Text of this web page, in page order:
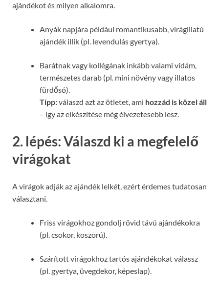
ajándékot és milyen alkalomra.
Anyák napjára például romantikusabb, virágillatú
ajándék illik (pl. levendulás gyertya).
Barátnak vagy kollégának inkább valami vidám,
természetes darab (pl. mini növény vagy illatos
fürdősó).
Tipp:válaszd azt az ötletet, ami hozzád is közel áll
– így az elkészítése még élvezetesebb lesz.
2. lépés: Válaszd ki a megfelelő
virágokat
A virágok adják az ajándék lelkét, ezért érdemes tudatosan
választani.
Friss virágokhoz gondolj rövid távú ajándékokra
(pl. csokor, koszorú).
Szárított virágokhoz tartós ajándékokat válassz
(pl. gyertya, üvegdekor, képeslap).